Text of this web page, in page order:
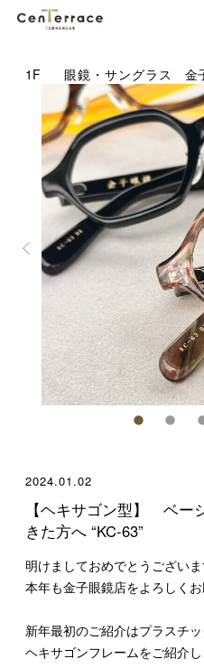
1F 眼鏡・サングラス 金
Previous
2024.01.02
【ヘキサゴン型】 ベー
きた方へ “KC-63”
明けましておめでとうございま
本年も金子眼鏡店をよろしくお
新年最初のご紹介はプラスチ
ヘキサゴンフレームをご紹介し